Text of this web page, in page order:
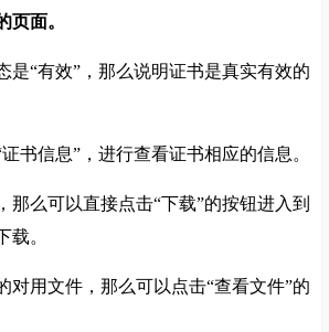
页面。
“有效”，那么说明证书是真实有效的
信息”，进行查看证书相应的信息。
么可以直接点击“下载”的按钮进入到
载。
用文件，那么可以点击“查看文件”的